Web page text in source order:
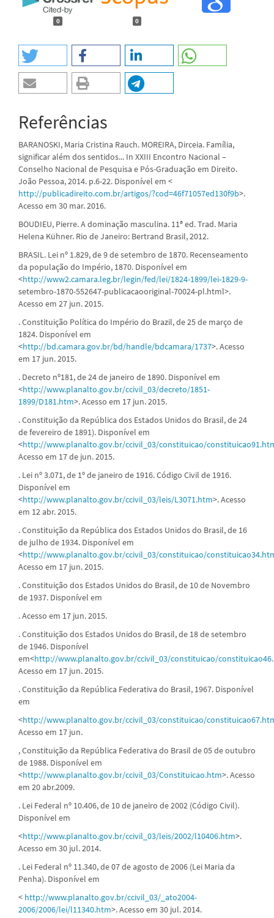
0 0
Referências
BARANOSKI, Maria Cristina Rauch. MOREIRA, Dirceia. Família,
significar além dos sentidos... In XXIII Encontro Nacional –
Conselho Nacional de Pesquisa e Pós-Graduação em Direito.
João Pessoa, 2014. p.6-22. Disponível em <
http://publicadireito.com.br/artigos/?cod=46f71057ed130f9b>.
Acesso em 30 mar. 2016.
BOUDIEU, Pierre. A dominação masculina. 11ª ed. Trad. Maria
Helena Kühner. Rio de Janeiro: Bertrand Brasil, 2012.
BRASIL. Lei nº 1.829, de 9 de setembro de 1870. Recenseamento
da população do Império, 1870. Disponível em
<http://www2.camara.leg.br/legin/fed/lei/1824-1899/lei-1829-9-
setembro-1870-552647-publicacaooriginal-70024-pl.html>.
Acesso em 27 jun. 2015.
. Constituição Política do Império do Brazil, de 25 de março de
1824. Disponível em
<http://bd.camara.gov.br/bd/handle/bdcamara/1737>. Acesso
em 17 jun. 2015.
. Decreto nº181, de 24 de janeiro de 1890. Disponível em
<http://www.planalto.gov.br/ccivil_03/decreto/1851-
1899/D181.htm>. Acesso em 17 jun. 2015.
. Constituição da República dos Estados Unidos do Brasil, de 24
de fevereiro de 1891). Disponível em
<http://www.planalto.gov.br/ccivil_03/constituicao/
Acesso em 17 de jun. 2015.
. Lei nº 3.071, de 1º de janeiro de 1916. Código Civil de 1916.
Disponível em
<http://www.planalto.gov.br/ccivil_03/leis/L3071.htm>. Acesso
em 12 abr. 2015.
. Constituição da República dos Estados Unidos do Brasil, de 16
de julho de 1934. Disponível em
<http://www.planalto.gov.br/ccivil_03/constituicao/
Acesso em 17 jun. 2015.
. Constituição dos Estados Unidos do Brasil, de 10 de Novembro
de 1937. Disponível em
. Acesso em 17 jun. 2015.
. Constituição dos Estados Unidos do Brasil, de 18 de setembro
de 1946. Disponível
em<http://www.planalto.gov.br/ccivil_03/constituicao/
Acesso em 17 jun. 2015.
. Constituição da República Federativa do Brasil, 1967. Disponível
em
<http://www.planalto.gov.br/ccivil_03/constituicao/
Acesso em 17 jun.
, Constituição da República Federativa do Brasil de 05 de outubro
de 1988. Disponível em
<http://www.planalto.gov.br/ccivil_03/Constituicao.htm>. Acesso
em 20 abr.2009.
. Lei Federal nº 10.406, de 10 de janeiro de 2002 (Código Civil).
Disponível em
<http://www.planalto.gov.br/ccivil_03/leis/2002/l10406.htm>.
Acesso em 30 jul. 2014.
. Lei Federal nº 11.340, de 07 de agosto de 2006 (Lei Maria da
Penha). Disponível em
< http://www.planalto.gov.br/ccivil_03/_ato2004-
2006/2006/lei/l11340.htm>. Acesso em 30 jul. 2014.